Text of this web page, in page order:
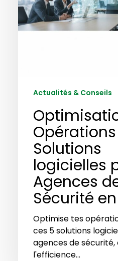
pour
Agences
de
Actualités & Conseils
Opérations
Solutions
logicielles
Agences
Sécurité
Optimise tes
ces 5 solutions
agences de
l'efficience…